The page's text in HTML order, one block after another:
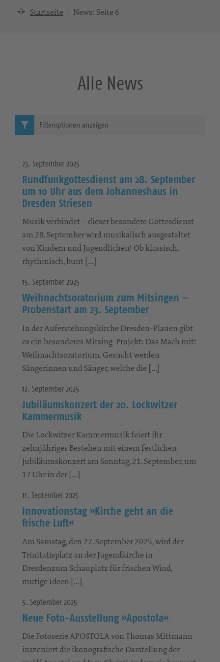
Startseite News: Seite 6
Alle News
23. September 2025
Rundfunkgottesdienst am 28. September
um 10 Uhr aus dem Johanneshaus in
Dresden Striesen
Musik verbindet – dieser besondere Gottesdienst
am 28. September wird musikalisch ausgestaltet
von Kindern und Jugendlichen! Ob klassisch,
rhythmisch, bunt […]
15. September 2025
Weihnachtsoratorium zum Mitsingen –
Probenstart am 23. September
In der Auferstehungskirche Dresden-Plauen gibt
es ein besonderes Mitsing-Projekt: Das Mach mit!
Weihnachtsoratorium. Gesucht werden
Sängerinnen und Sänger, welche die […]
12. September 2025
Jubiläumskonzert der 20. Lockwitzer
Kammermusik
Die Lockwitzer Kammermusik feiert ihr
zehnjähriges Bestehen mit einem festlichen
Jubiläumskonzert am Sonntag, 21. September, um
17 Uhr in der […]
11. September 2025
Innovationstag »Kirche geht an die
frische Luft«
Am Samstag, den 27. September 2025, wird der
Trinitatisplatz an der Jugendkirche in
Dresdenzum Schauplatz für frischen Wind,
mutige Ideen […]
5. September 2025
Neue Foto-Ausstellung »Apostola«
Die Fotoserie APOSTOLA von Thomas Mittmann
inszeniert die ikonografische Darstellung der
Filteroptionen anzeigen